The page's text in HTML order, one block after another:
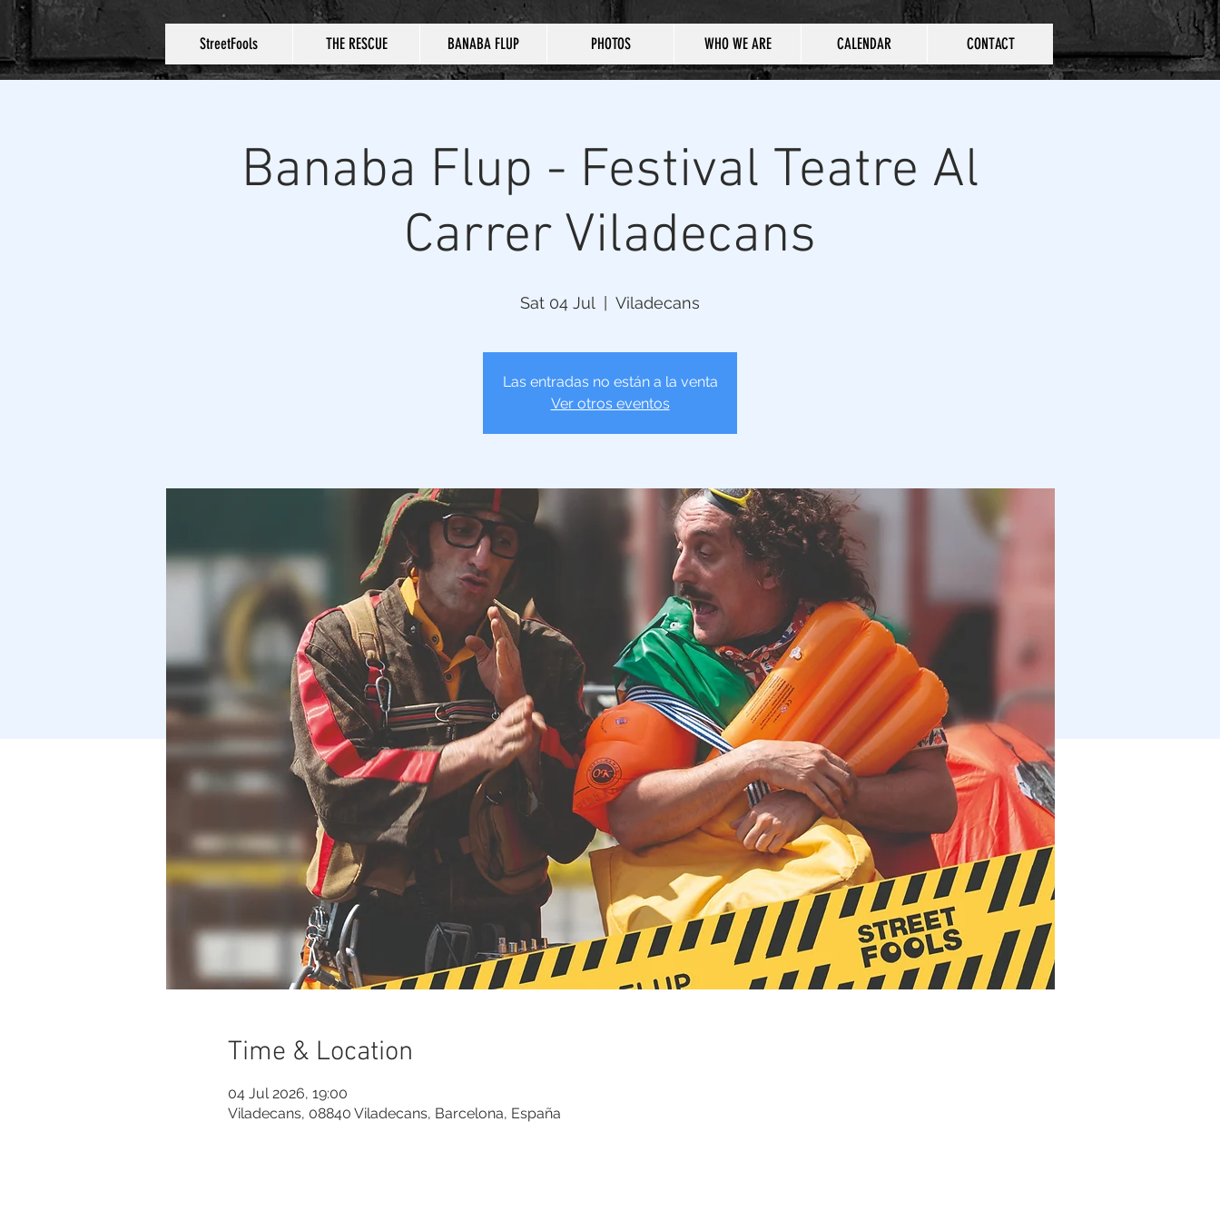
StreetFools THE RESCUE BANABA FLUP PHOTOS WHO WE ARE CALENDAR CONTACT
Banaba Flup - Festival Teatre Al
Carrer Viladecans
Sat 04 Jul Viladecans
Las entradas no están a la venta
Ver otros eventos
Time & Location
04 Jul 2026, 19:00
Viladecans, 08840 Viladecans, Barcelona, España